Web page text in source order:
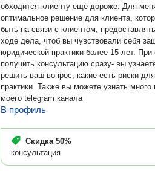
обходится клиенту еще дороже. Для
оптимальное решение для клиента,
быть на связи с клиентом,
ходе дела, чтоб вы чувствовали себя защищенными. Опыт
юридической практики более 15 лет. При обращении Вы можете
получить консультацию сразу- вы
решить ваш вопрос, какие есть риски
практики. Также вы можете узнать
моего telegram канала
В профиль
Скидка 50%
консультация